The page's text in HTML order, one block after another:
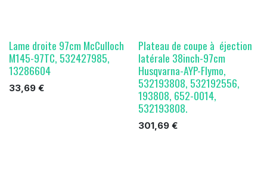
Lame droite 97cm McCulloch
M145-97TC, 532427985,
13286604
33,69 €
Plateau de coupe à éjection
latérale 38inch-97cm
Husqvarna-AYP-Flymo,
532193808, 532192556,
193808, 652-0014,
532193808.
301,69€